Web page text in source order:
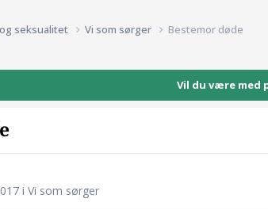
seksualitet Vi som sørger Bestemor døde
Vil du være med
i Vi som sørger